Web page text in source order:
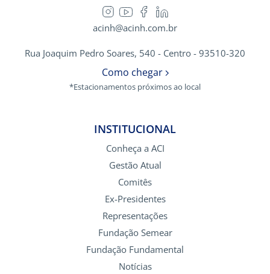
acinh@acinh.com.br
Rua Joaquim Pedro Soares, 540 - Centro - 93510-320
Como chegar
*Estacionamentos próximos ao local
INSTITUCIONAL
Conheça a ACI
Gestão Atual
Comitês
Ex-Presidentes
Representações
Fundação Semear
Fundação Fundamental
Notícias